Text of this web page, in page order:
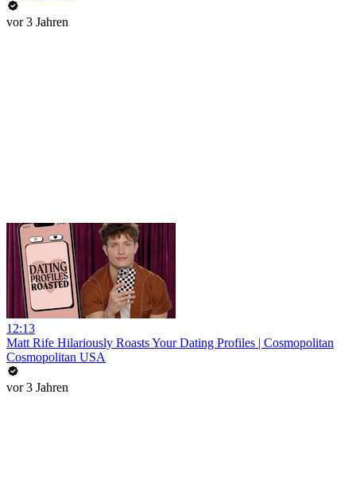
vor 3 Jahren
12:13
Matt Rife Hilariously Roasts Your Dating Profiles | Cosmopolitan
Cosmopolitan USA
vor 3 Jahren